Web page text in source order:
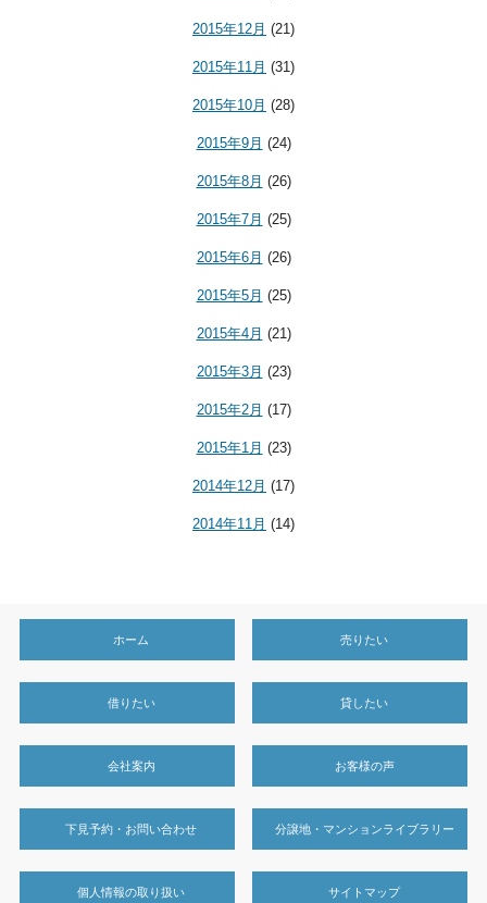
2015年12月 (21)
2015年11月 (31)
2015年10月 (28)
2015年9月 (24)
2015年8月 (26)
2015年7月 (25)
2015年6月 (26)
2015年5月 (25)
2015年4月 (21)
2015年3月 (23)
2015年2月 (17)
2015年1月 (23)
2014年12月 (17)
2014年11月 (14)
ホーム 売りたい
借りたい 貸したい
会社案内 お客様の声
下見予約・お問い合わせ 分譲地・マンションライブラリー
個人情報の取り扱い サイトマップ